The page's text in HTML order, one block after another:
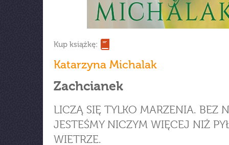
Kup książkę:
Katarzyna Michalak
Zachcianek
LICZĄ SIĘ TYLKO MARZENIA. BEZ
JESTEŚMY NICZYM WIĘCEJ NIŻ
WIETRZE.